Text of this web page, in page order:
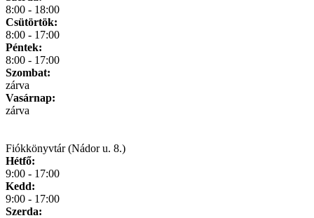
8:00 - 18:00
Csütörtök:
8:00 - 17:00
Péntek:
8:00 - 17:00
Szombat:
zárva
Vasárnap:
zárva
Fiókkönyvtár (Nádor u. 8.)
Hétfő:
9:00 - 17:00
Kedd:
9:00 - 17:00
Szerda: